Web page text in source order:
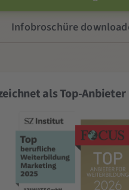
Infobroschüre
als Top-Anbieter